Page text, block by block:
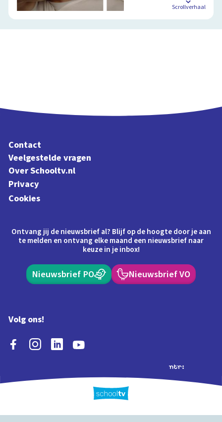
Scrollverhaal
Contact
Veelgestelde vragen
Over Schooltv.nl
Privacy
Cookies
Ontvang jij de nieuwsbrief al? Blijf op de hoogte door je aan
te melden en ontvang elke maand een nieuwsbrief naar
keuze in je inbox!
Nieuwsbrief PO Nieuwsbrief VO
Volg ons!